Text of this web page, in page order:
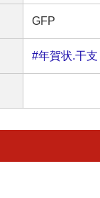
GFP
#年賀状.干支